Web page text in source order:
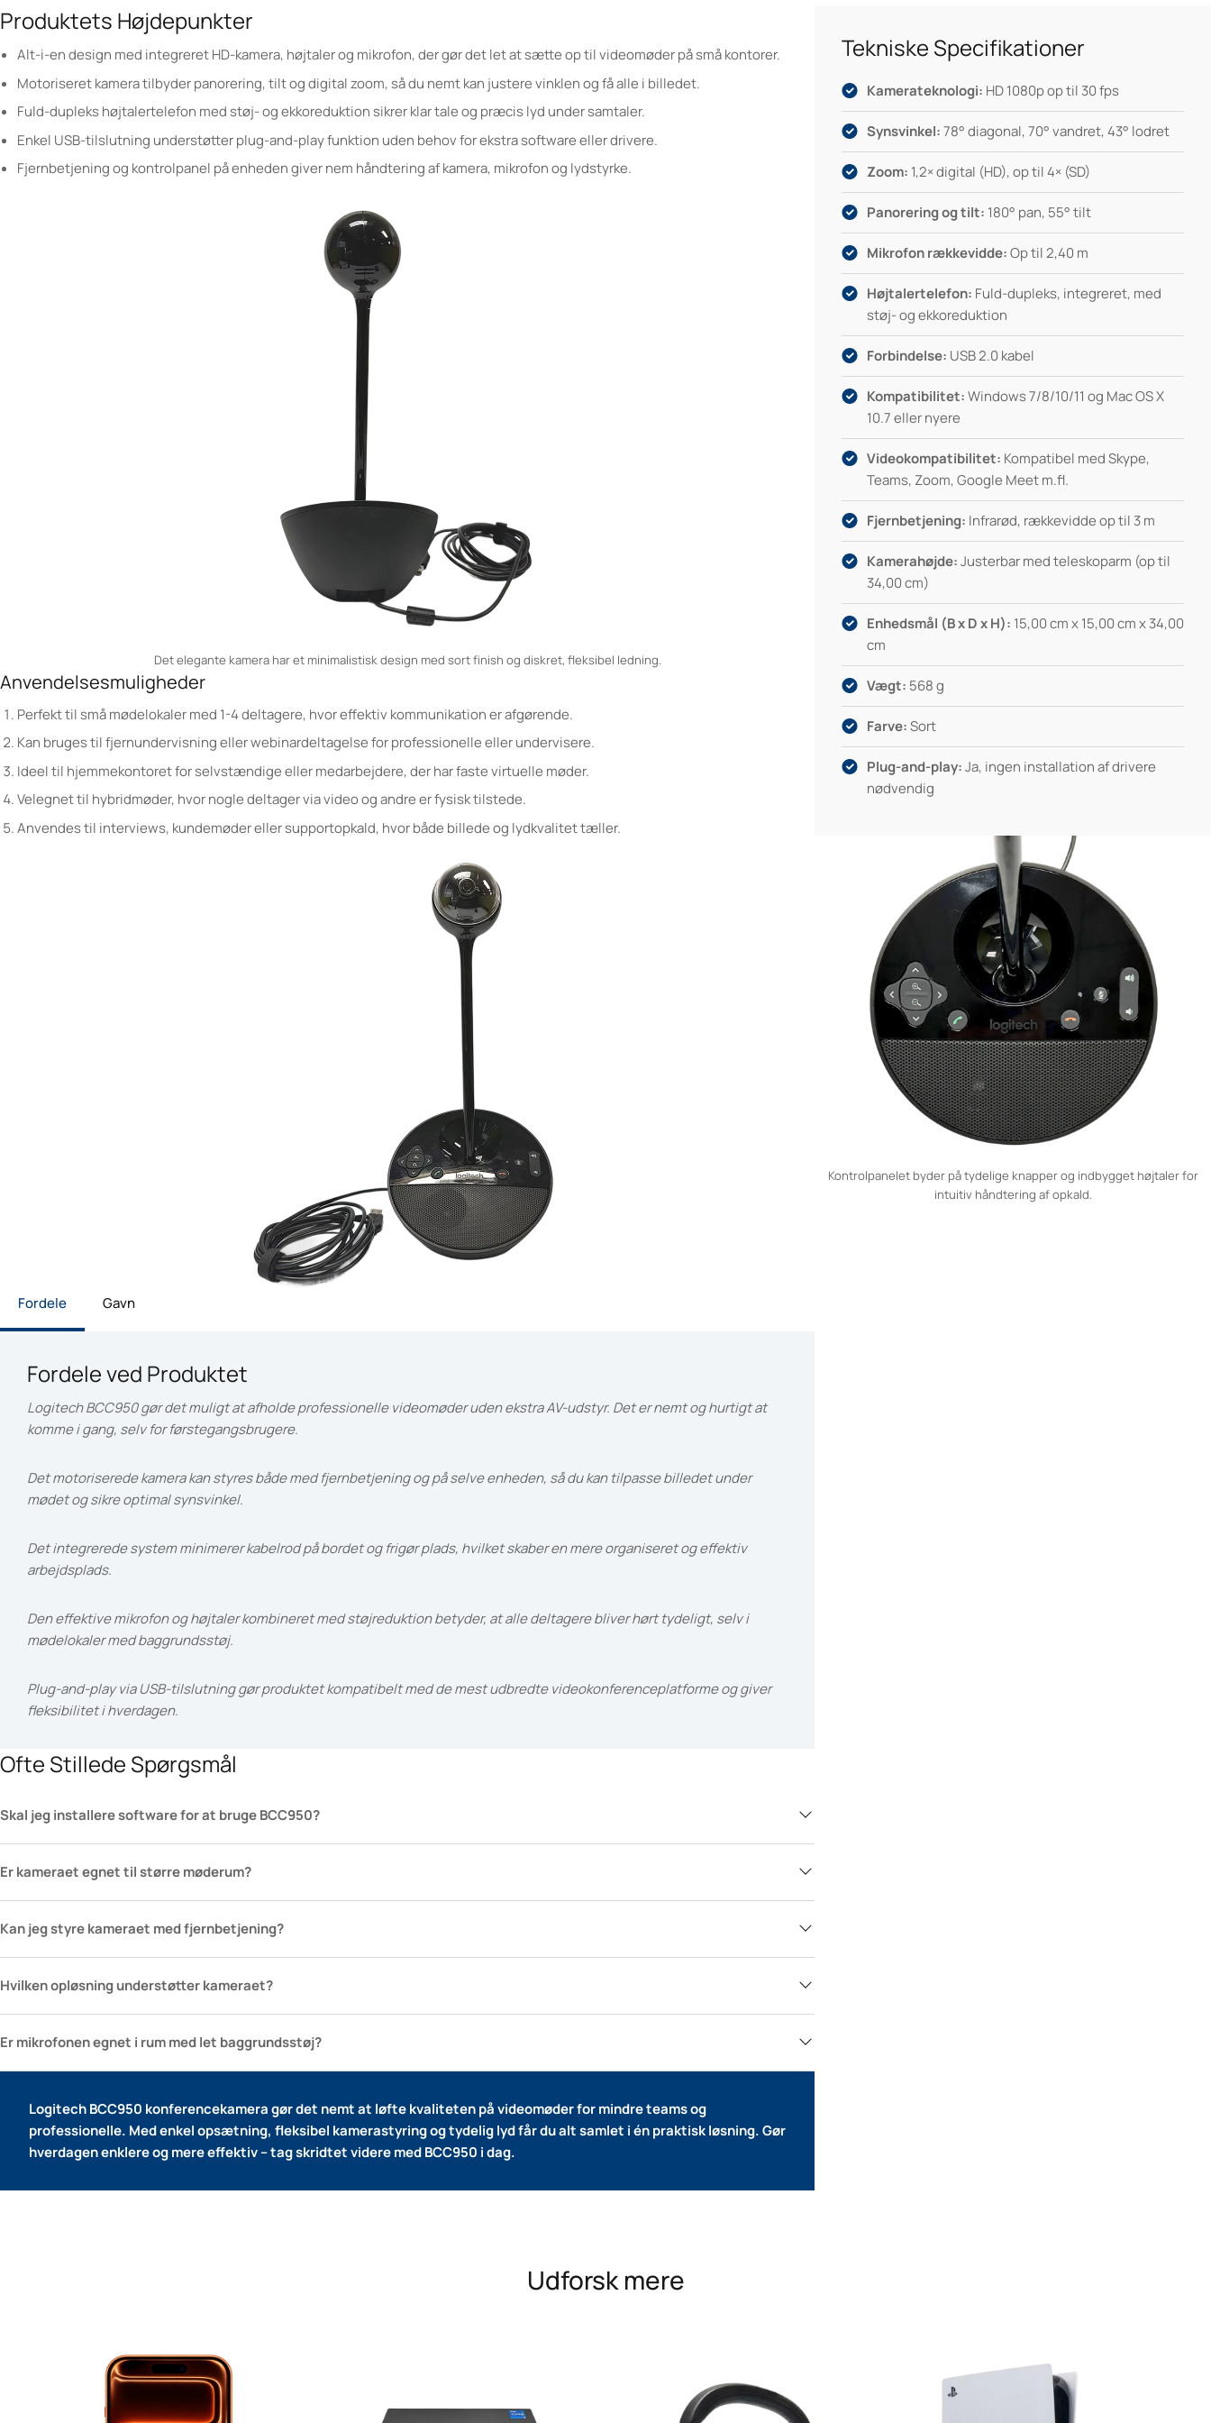
Produktets Højdepunkter
Alt-i-en design med integreret HD-kamera, højtaler og mikrofon, der gør det let at sætte op til videomøder på små kontorer.
Motoriseret kamera tilbyder panorering, tilt og digital zoom, så du nemt kan justere vinklen og få alle i billedet.
Fuld-dupleks højtalertelefon med støj- og ekkoreduktion sikrer klar tale og præcis lyd under samtaler.
Enkel USB-tilslutning understøtter plug-and-play funktion uden behov for ekstra software eller drivere.
Fjernbetjening og kontrolpanel på enheden giver nem håndtering af kamera, mikrofon og lydstyrke.
Det elegante kamera har et minimalistisk design med sort finish og diskret, fleksibel ledning.
Anvendelsesmuligheder
Perfekt til små mødelokaler med 1-4 deltagere, hvor effektiv kommunikation er afgørende.
Kan bruges til fjernundervisning eller webinardeltagelse for professionelle eller undervisere.
Ideel til hjemmekontoret for selvstændige eller medarbejdere, der har faste virtuelle møder.
Velegnet til hybridmøder, hvor nogle deltager via video og andre er fysisk tilstede.
Anvendes til interviews, kundemøder eller supportopkald, hvor både billede og lydkvalitet tæller.
Fordele Gavn
Fordele ved Produktet
Logitech BCC950 gør det muligt at afholde professionelle videomøder uden ekstra AV-udstyr. Det er nemt og hurtigt at
komme i gang, selv for førstegangsbrugere.
Det motoriserede kamera kan styres både med fjernbetjening og på selve enheden, så du kan tilpasse billedet under
mødet og sikre optimal synsvinkel.
Det integrerede system minimerer kabelrod på bordet og frigør plads, hvilket skaber en mere organiseret og effektiv
arbejdsplads.
Den effektive mikrofon og højtaler kombineret med støjreduktion betyder, at alle deltagere bliver hørt tydeligt, selv i
mødelokaler med baggrundsstøj.
Plug-and-play via USB-tilslutning gør produktet kompatibelt med de mest udbredte videokonferenceplatforme og giver
fleksibilitet i hverdagen.
Ofte Stillede Spørgsmål
Skal jeg installere software for at bruge BCC950?
Er kameraet egnet til større møderum?
Kan jeg styre kameraet med fjernbetjening?
Hvilken opløsning understøtter kameraet?
Er mikrofonen egnet i rum med let baggrundsstøj?
Logitech BCC950 konferencekamera gør det nemt at løfte kvaliteten på videomøder for mindre teams og
professionelle. Med enkel opsætning, fleksibel kamerastyring og tydelig lyd får du alt samlet i én praktisk løsning. Gør
hverdagen enklere og mere effektiv – tag skridtet videre med BCC950 i dag.
Tekniske Specifikationer
Kamerateknologi: HD 1080p op til 30 fps
Synsvinkel:78° diagonal, 70° vandret, 43° lodret
Zoom: 1,2× digital (HD), op til 4× (SD)
Panorering og tilt: 180° pan, 55° tilt
Mikrofon rækkevidde:Op til 2,40 m
Højtalertelefon: Fuld-dupleks, integreret, med
støj- og ekkoreduktion
Forbindelse: USB 2.0 kabel
Kompatibilitet:Windows 7/8/10/11 og Mac OS X
10.7 eller nyere
Videokompatibilitet: Kompatibel med Skype,
Teams, Zoom, Google Meet m.fl.
Fjernbetjening: Infrarød, rækkevidde op til 3 m
Kamerahøjde:Justerbar med teleskoparm (op til
34,00 cm)
Enhedsmål (B x D x H): 15,00 cm x 15,00 cm x 34,00
cm
Vægt: 568 g
Farve:Sort
Plug-and-play:Ja, ingen installation af drivere
nødvendig
Kontrolpanelet byder på tydelige knapper og indbygget højtaler for
intuitiv håndtering af opkald.
Udforsk mere